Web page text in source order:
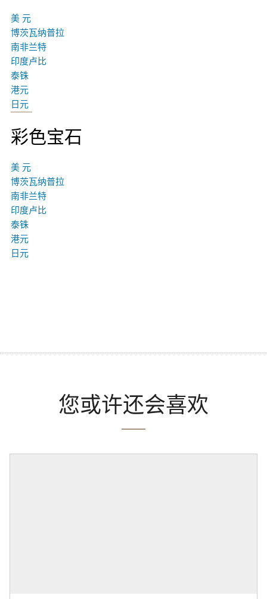
美 元
博茨瓦纳普拉
南非兰特
印度卢比
泰铢
港元
日元
彩色宝石
美 元
博茨瓦纳普拉
南非兰特
印度卢比
泰铢
港元
日元
您或许还会喜欢